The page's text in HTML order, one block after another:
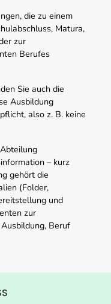
die zu einem
Matura,
zur
Berufes
Sie auch die
Ausbildung
also z. B. keine
– kurz
gehört die
(Folder,
und
zur
Beruf